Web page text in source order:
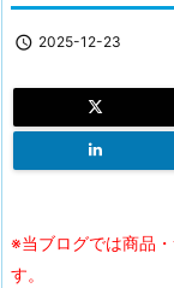
 2025-12-23
※当ブログでは商品
す。